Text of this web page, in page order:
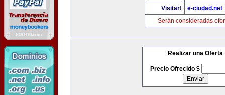
Visitar!
e-ciudad.net
Serán consideradas
Realizar una Oferta
Precio Ofrecido $